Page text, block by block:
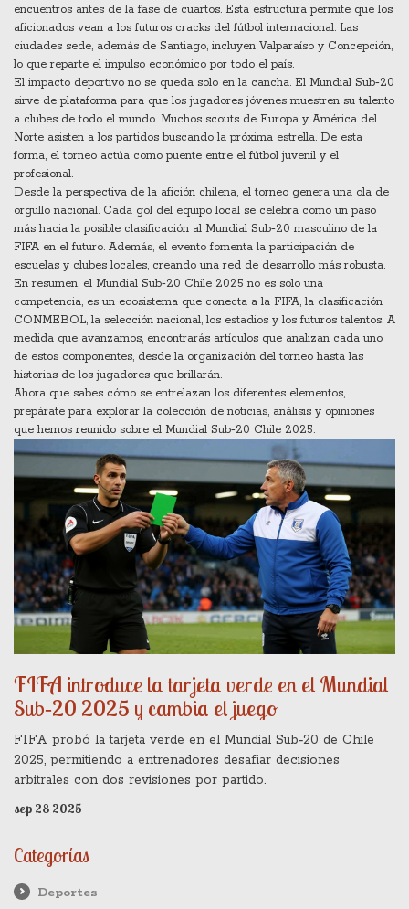
encuentros antes de la fase de cuartos. Esta estructura permite que los
aficionados vean a los futuros cracks del fútbol internacional. Las
ciudades sede, además de Santiago, incluyen Valparaíso y Concepción,
lo que reparte el impulso económico por todo el país.
El impacto deportivo no se queda solo en la cancha. El Mundial Sub‑20
sirve de plataforma para que los jugadores jóvenes muestren su talento
a clubes de todo el mundo. Muchos scouts de Europa y América del
Norte asisten a los partidos buscando la próxima estrella. De esta
forma, el torneo actúa como puente entre el fútbol juvenil y el
profesional.
Desde la perspectiva de la afición chilena, el torneo genera una ola de
orgullo nacional. Cada gol del equipo local se celebra como un paso
más hacia la posible clasificación al Mundial Sub‑20 masculino de la
FIFA en el futuro. Además, el evento fomenta la participación de
escuelas y clubes locales, creando una red de desarrollo más robusta.
En resumen, el Mundial Sub‑20 Chile 2025 no es solo una
competencia, es un ecosistema que conecta a la FIFA, la clasificación
CONMEBOL, la selección nacional, los estadios y los futuros talentos. A
medida que avanzamos, encontrarás artículos que analizan cada uno
de estos componentes, desde la organización del torneo hasta las
historias de los jugadores que brillarán.
Ahora que sabes cómo se entrelazan los diferentes elementos,
prepárate para explorar la colección de noticias, análisis y opiniones
que hemos reunido sobre el Mundial Sub‑20 Chile 2025.
FIFA introduce la tarjeta verde en el Mundial
Sub‑20 2025 y cambia el juego
FIFA probó la tarjeta verde en el Mundial Sub‑20 de Chile
2025, permitiendo a entrenadores desafiar decisiones
arbitrales con dos revisiones por partido.
sep 28 2025
Categorías
Deportes